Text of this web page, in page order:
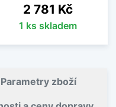
Cena
2 781 Kč
1 ks skladem
Parametry zboží